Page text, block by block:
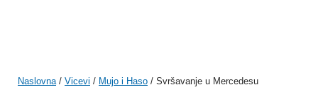
Naslovna/ Vicevi / Mujo i Haso / Svršavanje u Mercedesu